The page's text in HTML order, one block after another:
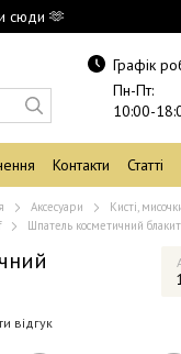
сюди 🫶
Графік
Пн-Пт:
10:00-
Контакти Статті
Аксесуари
Кисті,
Шпатель косметичний
відгук